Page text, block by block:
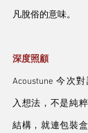
凡脫俗的意味。
深度照顧
Acoustune 今次
入想法，不是純
結構，就連包裝